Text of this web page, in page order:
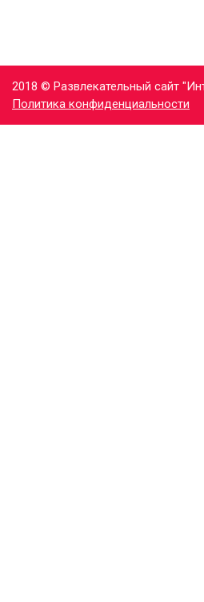
2018 © Развлекательный сайт
Политика конфиденциальности